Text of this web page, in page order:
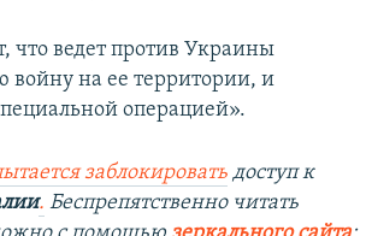
что ведет против Украины
войну на ее территории, и
операцией».
заблокировать доступ к
. Беспрепятственно читать